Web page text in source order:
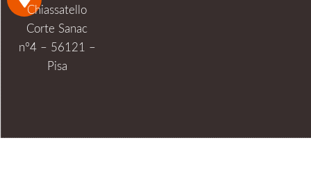
Chiassatello
Corte Sanac
n°4 – 56121 –
Pisa